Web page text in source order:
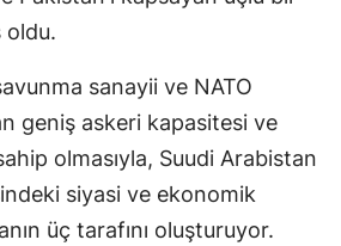
oldu.
sanayii ve NATO
geniş askeri kapasitesi ve
olmasıyla, Suudi Arabistan
siyasi ve ekonomik
üç tarafını oluşturuyor.